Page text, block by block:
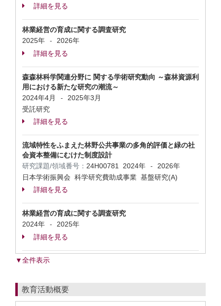
詳細を見る
林業経営の育成に関する調査研究
2025年
-
2026年
詳細を見る
森森林科学関連分野に 関する学術研究動向 ～森林資源利
用における新たな研究の潮流～
2024年4月
-
2025年3月
受託研究
詳細を見る
流域特性をふまえた林野公共事業の多角的評価と緑の社
会資本整備にむけた制度設計
研究課題/領域番号： 24H00781 2024年 -
2026年
日本学術振興会 科学研究費助成事業 基盤研究(A)
詳細を見る
林業経営の育成に関する調査研究
2024年
-
2025年
詳細を見る
▼全件表示
教育活動概要